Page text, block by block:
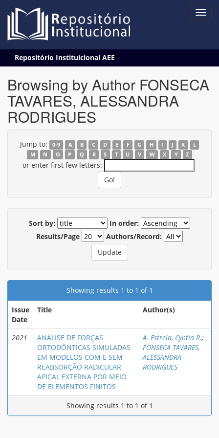
navigation
Repositório Instituicional AEE
Browsing by Author FONSECA
TAVARES, ALESSANDRA
RODRIGUES
Jump to: 0-9 A B C D E F G H I J K
L
M
N O P Q R S T U V W X Y Z
or enter first few letters:
Sort by:
In order:
Results/Page
Authors/Record:
Showing results 1 to 1 of 1
Issue
Date
Title Author(s)
2021
ANÁLISE DE FORÇAS
ORTODÔNTICAS SIMULADAS
EM MODELOS COM E SEM
REABSORÇÃO RADICULAR
APICAL EXTERNA POR MEIO
DE ELEMENTOS FINITOS
A. Estrela, Cyntia R.;
FONSECA TAVARES,
ALESSANDRA
RODRIGUES
Showing results 1 to 1 of 1